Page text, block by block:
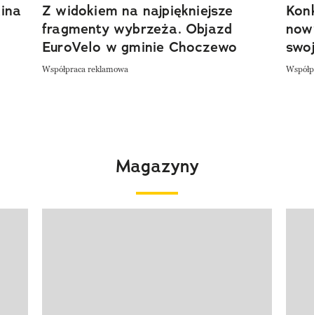
Z widokiem na najpiękniejsze
fragmenty wybrzeża. Objazd
EuroVelo w gminie Choczewo
Współpraca reklamowa
Magazyny